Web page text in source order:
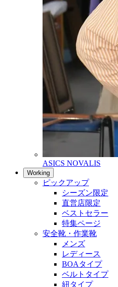
ASICS NOVALIS
Working
ピックアップ
シーズン限定
直営店限定
ベストセラー
特集ページ
安全靴・作業靴
メンズ
レディース
BOAタイプ
ベルトタイプ
紐タイプ